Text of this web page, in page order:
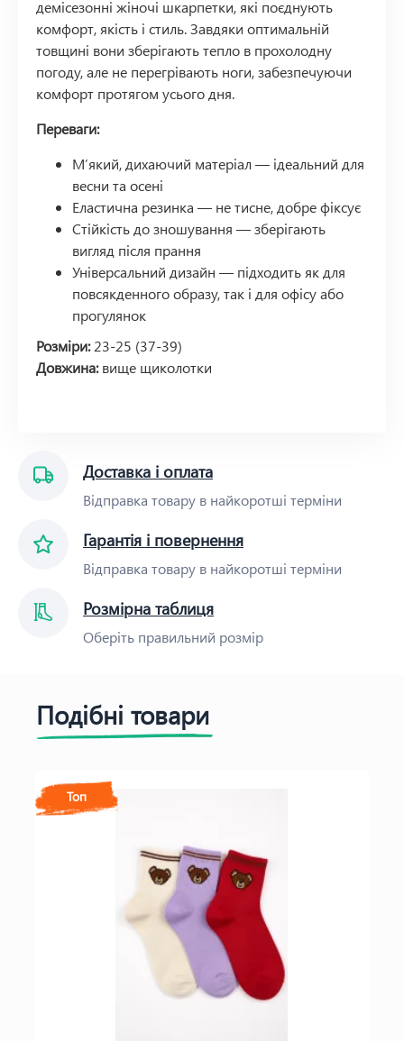
Доставка і оплата
Відправка товару в найкоротші терміни
Гарантія і повернення
Відправка товару в найкоротші терміни
Розмірна таблиця
Оберіть правильний розмір
демісезонні жіночі шкарпетки, які поєднують
комфорт, якість і стиль. Завдяки оптимальній
товщині вони зберігають тепло в прохолодну
погоду, але не перегрівають ноги, забезпечуючи
комфорт протягом усього дня.
Переваги:
М’який, дихаючий матеріал — ідеальний для
весни та осені
Еластична резинка — не тисне, добре фіксує
Стійкість до зношування — зберігають
вигляд після прання
Універсальний дизайн — підходить як для
повсякденного образу, так і для офісу або
прогулянок
Розміри:23-25 (37-39)
Довжина:вище щиколотки
Подібні товари
Топ